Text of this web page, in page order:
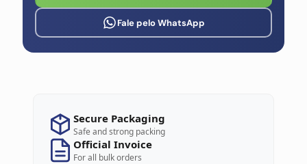
Fale pelo WhatsApp
Secure Packaging
Safe and strong packing
Official Invoice
For all bulk orders